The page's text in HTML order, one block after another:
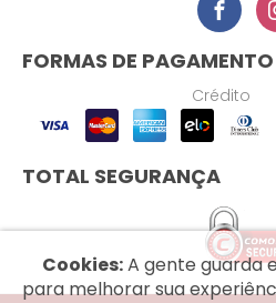
FORMAS DE PAGAMENTO
Crédito
TOTAL SEGURANÇA
Cookies:A gente guarda
para melhorar sua